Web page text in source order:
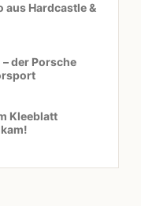
aus Hardcastle &
der Porsche
Kleeblatt